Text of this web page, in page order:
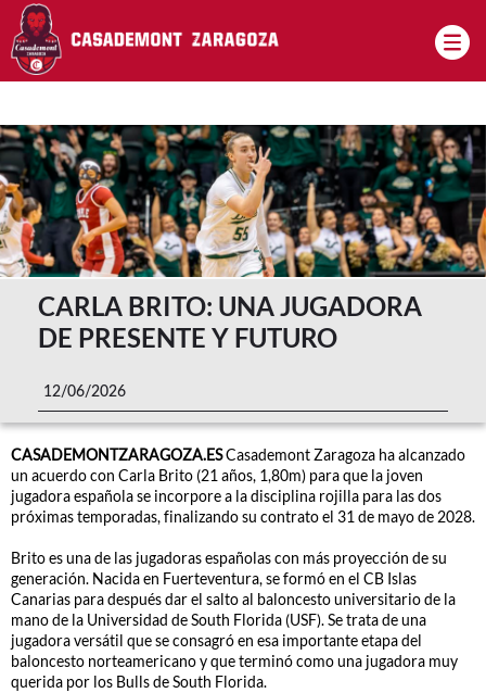
Pasar al contenido principal
CARLA BRITO: UNA JUGADORA
DE PRESENTE Y FUTURO
12/06/2026
CASADEMONTZARAGOZA.ESCasademont Zaragoza ha alcanzado
un acuerdo con Carla Brito (21 años, 1,80m) para que la joven
jugadora española se incorpore a la disciplina rojilla para las dos
próximas temporadas, finalizando su contrato el 31 de mayo de 2028.
Brito es una de las jugadoras españolas con más proyección de su
generación. Nacida en Fuerteventura, se formó en el CB Islas
Canarias para después dar el salto al baloncesto universitario de la
mano de la Universidad de South Florida (USF). Se trata de una
jugadora versátil que se consagró en esa importante etapa del
baloncesto norteamericano y que terminó como una jugadora muy
querida por los Bulls de South Florida.